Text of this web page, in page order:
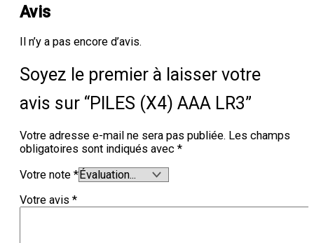
Avis
Il n’y a pas encore d’avis.
Soyez le premier à laisser votre
avis sur “PILES (X4) AAA LR3”
Votre adresse e-mail ne sera pas publiée. Les champs
obligatoires sont indiqués avec *
Votre note *
Votre avis *